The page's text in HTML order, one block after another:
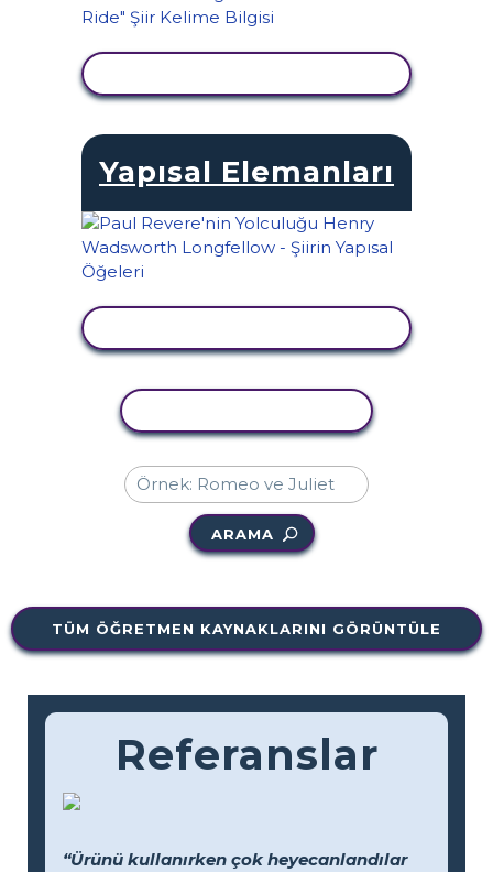
Yapısal Elemanları
ARAMA
TÜM ÖĞRETMEN KAYNAKLARINI GÖRÜNTÜLE
Referanslar
“Ürünü kullanırken çok heyecanlandılar